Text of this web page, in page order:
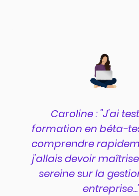
Caroline : "J'ai
formation en béta-
comprendre
j'allais devoir
sereine sur la